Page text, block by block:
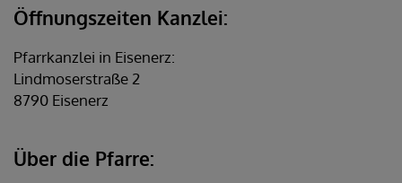
Öffnungszeiten Kanzlei:
Pfarrkanzlei in Eisenerz:
Lindmoserstraße 2
8790 Eisenerz
Über die Pfarre: